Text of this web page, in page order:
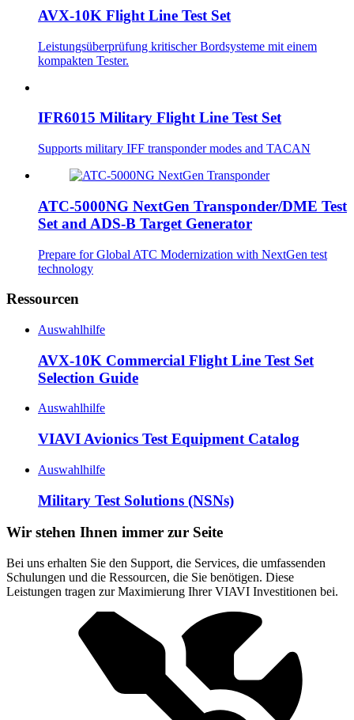
AVX-10K Flight Line Test Set
Leistungsüberprüfung kritischer Bordsysteme mit einem
kompakten Tester.
IFR6015 Military Flight Line Test Set
Supports military IFF transponder modes and TACAN
ATC-5000NG NextGen Transponder/DME Test
Set and ADS-B Target Generator
Prepare for Global ATC Modernization with NextGen test
technology
Ressourcen
Auswahlhilfe
AVX-10K Commercial Flight Line Test Set
Selection Guide
Auswahlhilfe
VIAVI Avionics Test Equipment Catalog
Auswahlhilfe
Military Test Solutions (NSNs)
Wir stehen Ihnen immer zur Seite
Bei uns erhalten Sie den Support, die Services, die umfassenden
Schulungen und die Ressourcen, die Sie benötigen. Diese
Leistungen tragen zur Maximierung Ihrer VIAVI Investitionen bei.